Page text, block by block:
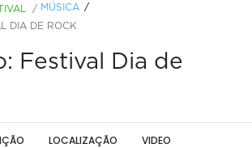
/ MÚSICA
DIA DE ROCK
Festival Dia de
LOCALIZAÇÃO VIDEO